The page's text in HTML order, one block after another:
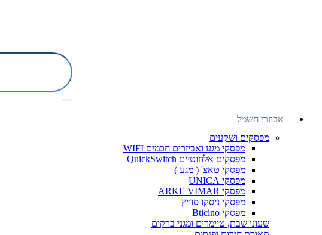
אביזרי חשמל
מפסקים ושקעים
מפסקי מגע ואביזרים חכמים WIFI
מפסקים אלחוטיים QuickSwitch
מפסקי טאצ' ( מגע )
מפסקי UNICA
מפסקי ARKE VIMAR
מפסקי ניסקו סוויץ
מפסקי Bticino
שעוני שבת, טיימרים ומגני ברקים